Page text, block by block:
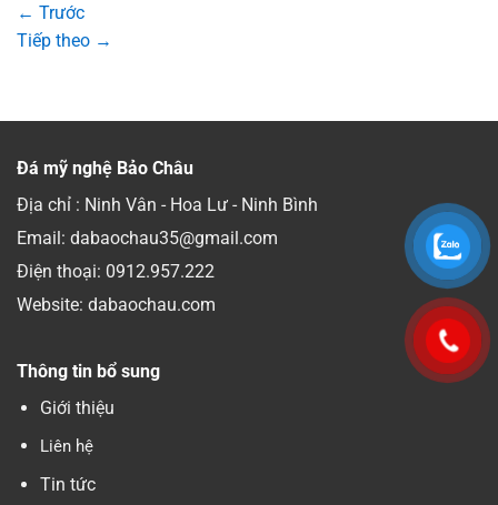
← Trước
Tiếp theo →
Đá mỹ nghệ Bảo Châu
Địa chỉ : Ninh Vân - Hoa Lư - Ninh Bình
Email: dabaochau35@gmail.com
Điện thoại: 0912.957.222
Website: dabaochau.com
Thông tin bổ sung
Giới thiệu
Liên hệ
Tin tức